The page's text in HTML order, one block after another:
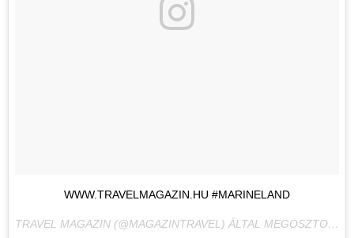
WWW.TRAVELMAGAZIN.HU #MARINELAND
TRAVEL MAGAZIN (@MAGAZINTRAVEL) ÁLTAL MEGOSZTOTT BEJEGYZÉS,